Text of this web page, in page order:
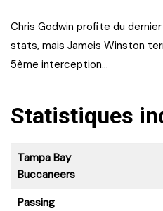
Chris Godwin profite du
stats, mais Jameis Winston
5ème interception…
Statistiques
Tampa Bay
Buccaneers
Passing